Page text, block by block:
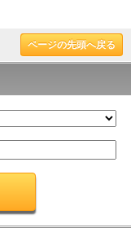
ページの先頭へ戻る